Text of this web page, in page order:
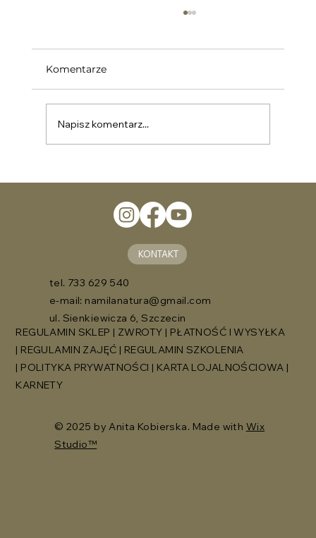
Odnowy i Relaksu
Komentarze
Napisz komentarz...
tel. 733 629 540
e-mail: namilanatura@gmail.com
ul. Sienkiewicza 6, Szczecin
KONTAKT
REGULAMIN SKLEP | ZWROTY | PŁATNOŚĆ I WYSYŁKA
| REGULAMIN ZAJĘĆ | REGULAMIN SZKOLENIA
| POLITYKA PRYWATNOŚCI | KARTA LOJALNOŚCIOWA |
KARNETY
© 2025 by Anita Kobierska. Made with Wix
Studio™